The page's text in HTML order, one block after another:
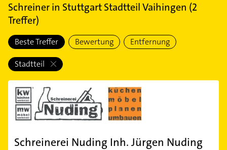
Schreinerin Stuttgart Stadtteil Vaihingen (2
Treffer)
Beste Treffer Bewertung Entfernung
Stadtteil
Schreinerei Nuding Inh. Jürgen Nuding